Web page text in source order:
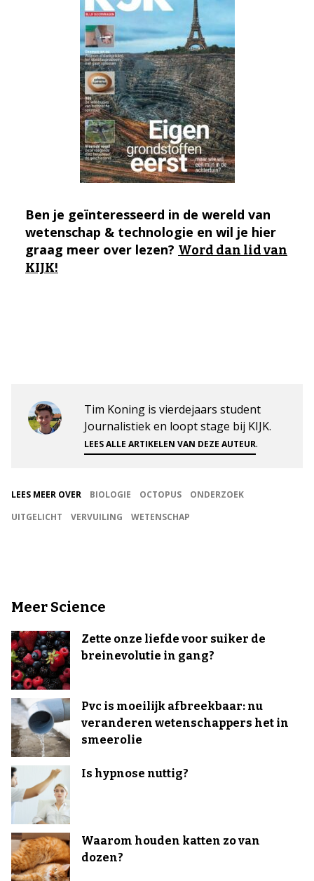
Ben je geïnteresseerd in de wereld van
wetenschap & technologie en wil je hier
graag meer over lezen? Word dan lid van
KIJK!
Tim Koning is vierdejaars student
Journalistiek en loopt stage bij KIJK.
LEES ALLE ARTIKELEN VAN DEZE AUTEUR.
LEES MEER OVER BIOLOGIE OCTOPUS
ONDERZOEK
UITGELICHT
VERVUILING WETENSCHAP
Meer Science
Zette onze liefde voor suiker de
breinevolutie in gang?
Pvc is moeilijk afbreekbaar: nu
veranderen wetenschappers het in
smeerolie
Is hypnose nuttig?
Waarom houden katten zo van
dozen?